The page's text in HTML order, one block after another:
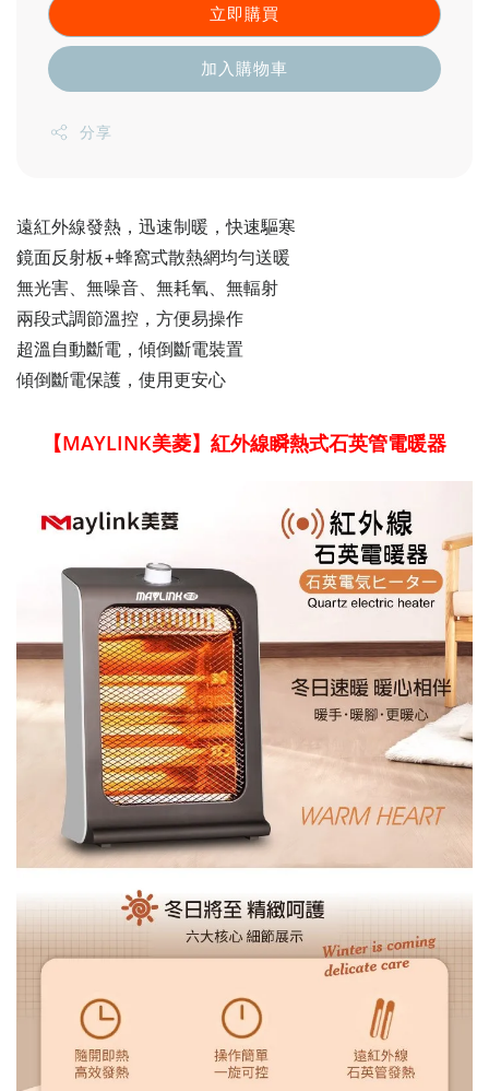
立即購買
加入購物車
分享
遠紅外線發熱，迅速制暖，快速驅寒
鏡面反射板+蜂窩式散熱網均勻送暖
無光害、無噪音、無耗氧、無輻射
兩段式調節溫控，方便易操作
超溫自動斷電，傾倒斷電裝置
傾倒斷電保護，使用更安心
【MAYLINK美菱】紅外線瞬熱式石英管電暖器